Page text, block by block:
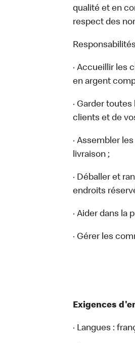
qualité et en
respect des
Responsabilités
· Accueillir les
en argent
· Garder
clients et de
· Assembler
livraison ;
· Déballer et
endroits
· Aider dans la
· Gérer les
Exigences
· Langues :